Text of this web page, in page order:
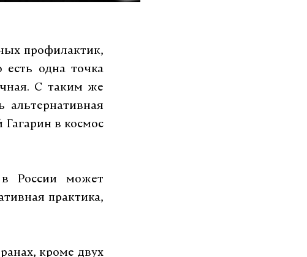
профилактик,
одна точка
С таким же
альтернативная
в космос
России может
практика,
кроме двух